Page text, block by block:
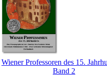
Wiener Professoren des 15.
Band 2